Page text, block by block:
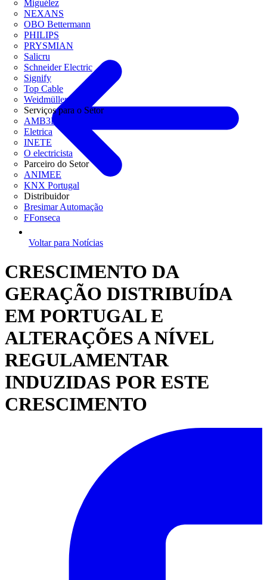
Miguélez
NEXANS
OBO Bettermann
PHILIPS
PRYSMIAN
Salicru
Schneider Electric
Signify
Top Cable
Weidmüller
Serviços para o Setor
AMB3E
Eletrica
INETE
O electricista
Parceiro do Setor
ANIMEE
KNX Portugal
Distribuidor
Bresimar Automação
FFonseca
Voltar para Notícias
CRESCIMENTO DA
GERAÇÃO DISTRIBUÍDA
EM PORTUGAL E
ALTERAÇÕES A NÍVEL
REGULAMENTAR
INDUZIDAS POR ESTE
CRESCIMENTO